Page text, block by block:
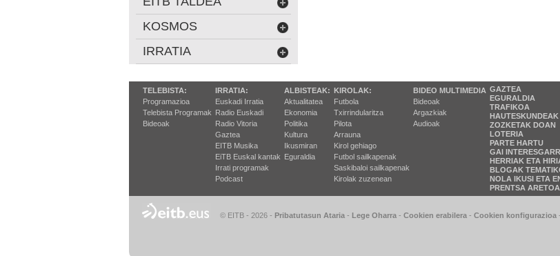
KOSMOS
IRRATIA
TELEBISTA:
Programazioa
Telebista Programak
Bideoak
IRRATIA:
Euskadi Irratia
Radio Euskadi
Radio Vitoria
Gaztea
EITB Musika
EiTB Euskal kantak
Irrati programak
Podcast
ALBISTEAK:
Aktualitatea
Ekonomia
Politika
Kultura
Ikusmiran
Eguraldia
KIROLAK:
Futbola
Txirrindularitza
Pilota
Arrauna
Kirol gehiago
Futbol sailkapenak
Saskibaloi sailkapenak
Kirolak zuzenean
BIDEO MULTIMEDIA
Bideoak
Argazkiak
Audioak
GAZTEA
EGURALDIA
TRAFIKOA
HAUTESKUNDEAK
ZOZKETAK DOAN
LOTERIA
PARTE HARTU
GAI
HERRIAK ETA
BLOGAK
NOLA IKUSI ETA
PRENTSA ARETOA
© EITB - 2026 - Pribatutasun Ataria - Lege Oharra - Cookien erabilera - Cookien konfigurazioa -